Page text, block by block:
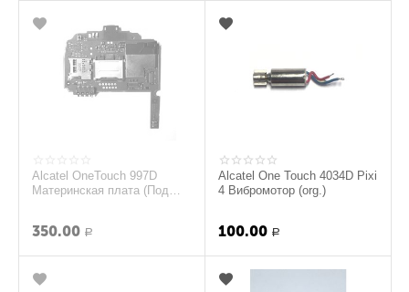
Alcatel OneTouch 997D
Материнская плата (Под
350.00 Р
Alcatel One Touch 4034D Pixi
4 Вибромотор (org.)
100.00 Р